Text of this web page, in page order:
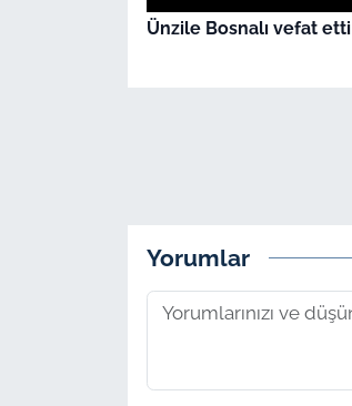
Ünzile Bosnalı vefat etti
Yorumlar